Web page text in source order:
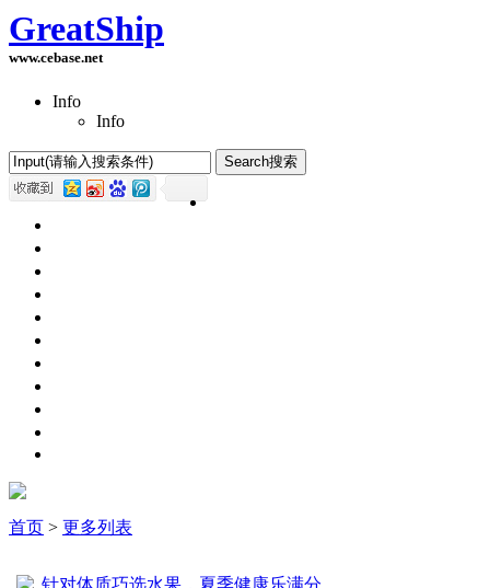
GreatShip
www.cebase.net
Info
Info
首页 > 更多列表
针对体质巧选水果，夏季健康乐满分